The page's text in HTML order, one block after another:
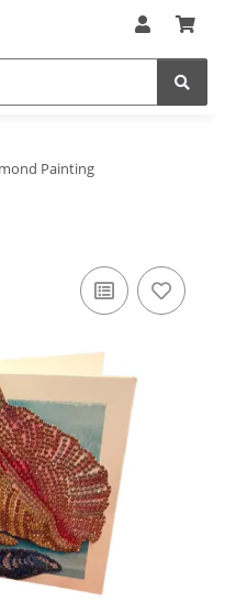
Painting